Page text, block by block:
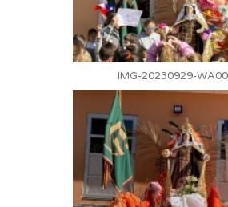
IMG-20230929-